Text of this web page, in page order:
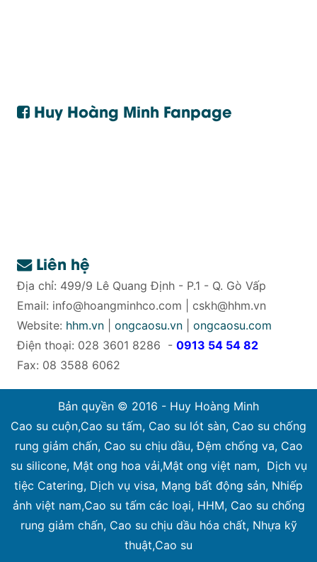
Huy Hoàng Minh Fanpage
Liên hệ
Địa chỉ: 499/9 Lê Quang Định - P.1 - Q. Gò Vấp
Email: info@hoangminhco.com
cskh@hhm.vn
Website: hhm.vn ongcaosu.vn
ongcaosu.com
Điện thoại: 028 3601 8286 - 0913 54 54 82
Fax: 08 3588 6062
Bản quyền © 2016 - Huy Hoàng Minh
Cao su cuộn,Cao su tấm, Cao su lót sàn, Cao su chống
rung giảm chấn, Cao su chịu dầu,Đệm chống va, Cao
su silicone, Mật ong hoa vải,Mật ong việt nam, Dịch vụ
tiệc Catering, Dịch vụ visa, Mạng bất động sản, Nhiếp
ảnh việt nam,Cao su tấm các loại, HHM, Cao su chống
rung giảm chấn, Cao su chịu dầu hóa chất, Nhựa kỹ
thuật,Cao su